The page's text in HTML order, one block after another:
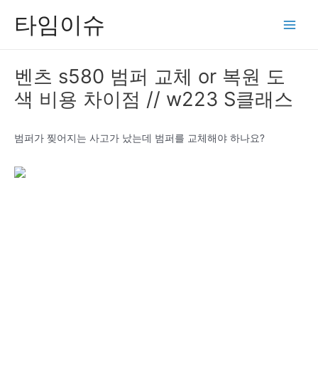
타임이슈
벤츠 s580 범퍼 교체 or 복원 도
색 비용 차이점 // w223 S클래스
범퍼가 찢어지는 사고가 났는데 범퍼를 교체해야 하나요?